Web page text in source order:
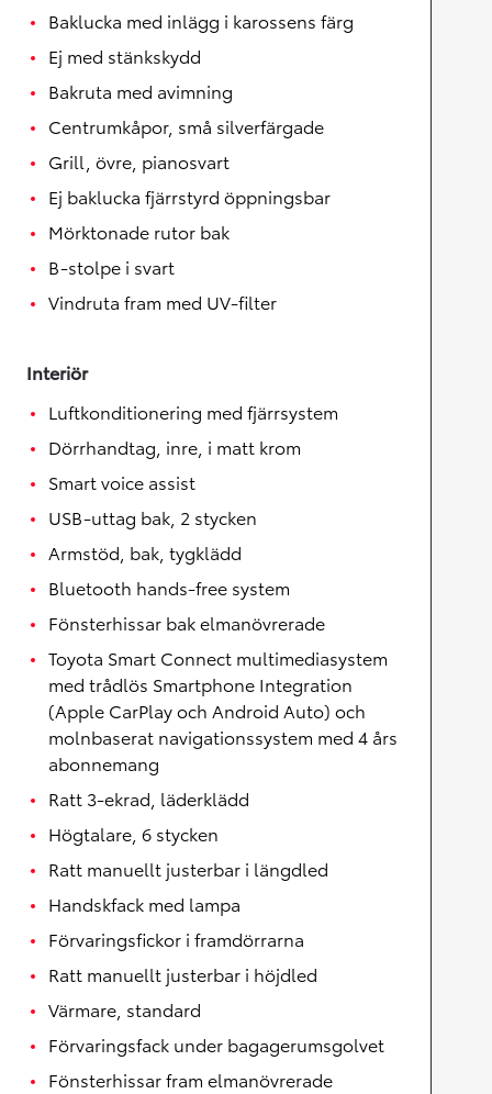
Baklucka med inlägg i karossens färg
Ej med stänkskydd
Bakruta med avimning
Centrumkåpor, små silverfärgade
Grill, övre, pianosvart
Ej baklucka fjärrstyrd öppningsbar
Mörktonade rutor bak
B-stolpe i svart
Vindruta fram med UV-filter
Interiör
Luftkonditionering med fjärrsystem
Dörrhandtag, inre, i matt krom
Smart voice assist
USB-uttag bak, 2 stycken
Armstöd, bak, tygklädd
Bluetooth hands-free system
Fönsterhissar bak elmanövrerade
Toyota Smart Connect multimediasystem
med trådlös Smartphone Integration
(Apple CarPlay och Android Auto) och
molnbaserat navigationssystem med 4 års
abonnemang
Ratt 3-ekrad, läderklädd
Högtalare, 6 stycken
Ratt manuellt justerbar i längdled
Handskfack med lampa
Förvaringsfickor i framdörrarna
Ratt manuellt justerbar i höjdled
Värmare, standard
Förvaringsfack under bagagerumsgolvet
Fönsterhissar fram elmanövrerade